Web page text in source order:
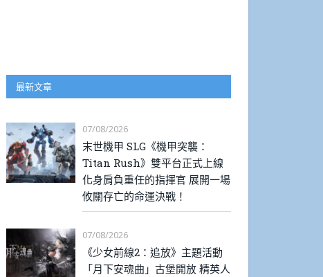
最新文章
07/08/2026
末世機甲 SLG《機甲突襲：
Titan Rush》雙平台正式上線
化身肩負重任的指揮官 展開一場
攸關存亡的命運決戰！
07/08/2026
《少女前線2：追放》主題活動
「月下安魂曲」古堡開放 精英人